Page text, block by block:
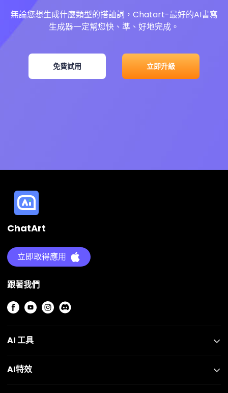
無論您想生成什麼類型的搭訕詞，Chatart-最好的AI書寫
生成器一定幫您快、準、好地完成。
免費試用 立即升級
ChatArt
立即取得應用
跟著我們
AI 工具
AI特效